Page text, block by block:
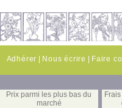
Adhérer Nous écrire Faire
Prix parmi les plus bas du
marché